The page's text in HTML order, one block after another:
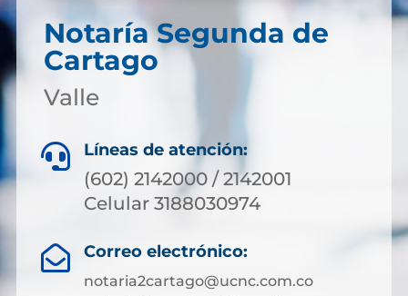
Notaría Segunda de
Cartago
Valle
 Líneas de atención:
(602) 2142000 / 2142001
Celular 3188030974
 Correo electrónico:
notaria2cartago@ucnc.com.co